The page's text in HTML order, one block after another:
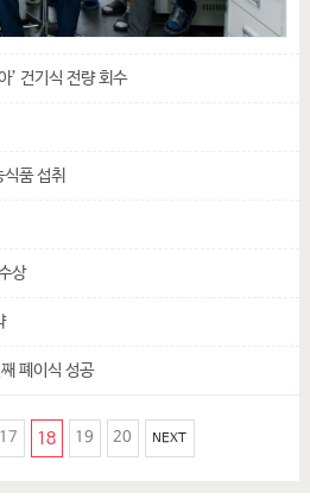
’ 건기식 전량 회수
품 섭취
상
폐이식 성공
17 18 19 20 NEXT